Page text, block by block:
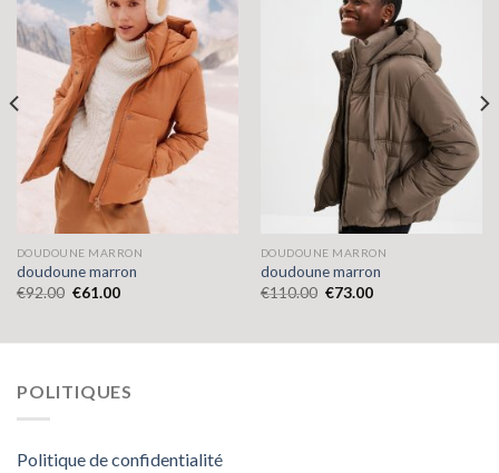
DOUDOUNE MARRON
doudoune marron
€92.00 €61.00
DOUDOUNE MARRON
doudoune marron
€110.00 €73.00
POLITIQUES
Politique de confidentialité